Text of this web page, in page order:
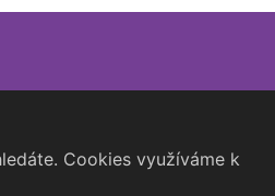
Cookies využíváme k